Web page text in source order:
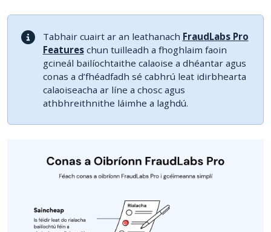
Shopware
SyliusTabhair cuairt ar an leathanach FraudLabs Pro
Featureschun tuilleadh a fhoghlaim faoin
gcineál bailíochtaithe calaoise a dhéantar agus
conas a d’fhéadfadh sé cabhrú leat idirbhearta
calaoiseacha ar líne a chosc agus
athbhreithnithe láimhe a laghdú.